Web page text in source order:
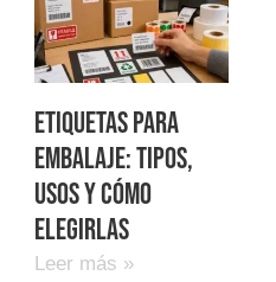
Etiquetas para
embalaje: tipos,
usos y cómo
elegirlas
Leer más »